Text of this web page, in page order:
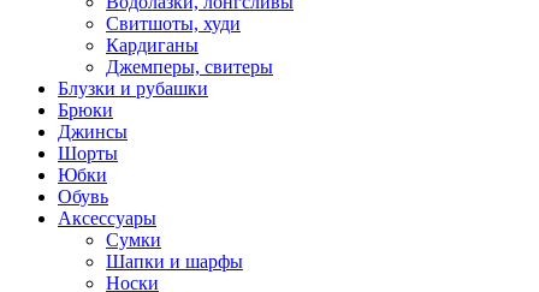
Свитшоты, худи
Кардиганы
Джемперы, свитеры
Блузки и рубашки
Брюки
Джинсы
Шорты
Юбки
Обувь
Аксессуары
Сумки
Шапки и шарфы
Носки